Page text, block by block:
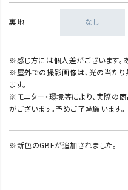
裏地 なし
※感じ方には個人差がございます。
※屋外での撮影画像は、光の当たり
ます。
※モニター・環境等により、実際の
がございます。予めご了承願います。
※新色のGBEが追加されました。